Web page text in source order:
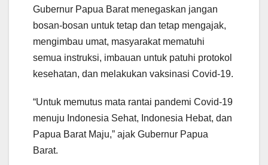
Gubernur Papua Barat menegaskan jangan
bosan-bosan untuk tetap dan tetap mengajak,
mengimbau umat, masyarakat mematuhi
semua instruksi, imbauan untuk patuhi protokol
kesehatan, dan melakukan vaksinasi Covid-19.
“Untuk memutus mata rantai pandemi Covid-19
menuju Indonesia Sehat, Indonesia Hebat, dan
Papua Barat Maju,” ajak Gubernur Papua
Barat.